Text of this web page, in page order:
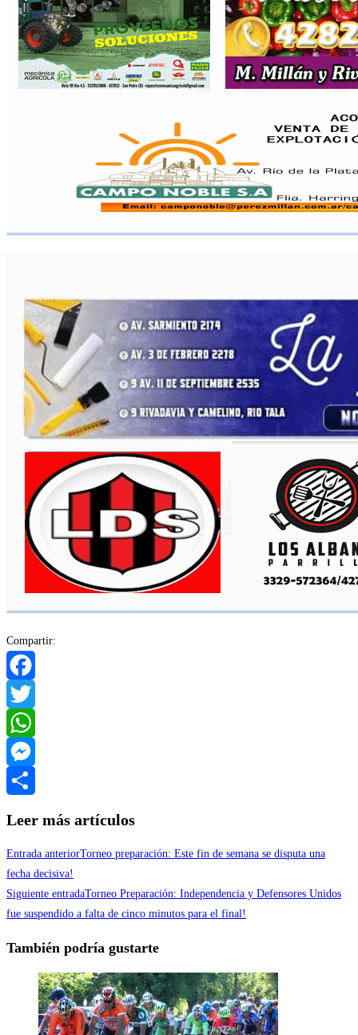
Compartir:
Facebook
Twitter
WhatsApp
Messenger
Leer más artículos
Entrada anteriorTorneo preparación: Este fin de semana se disputa una
fecha decisiva!
Siguiente entradaTorneo Preparación: Independencia y Defensores Unidos
fue suspendido a falta de cinco minutos para el final!
También podría gustarte